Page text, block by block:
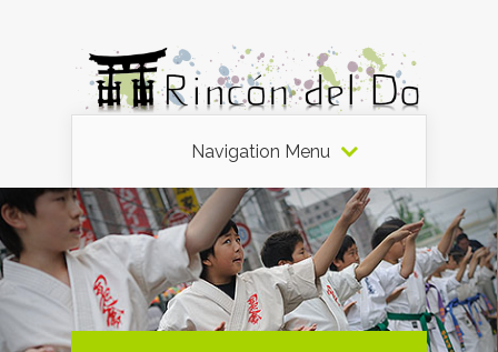
Navigation Menu